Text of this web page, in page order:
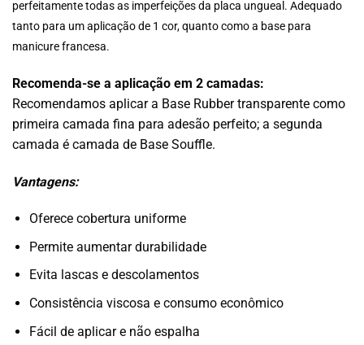
perfeitamente todas as imperfeições da placa ungueal. Adequado
tanto para um aplicação de 1 cor, quanto como a base para
manicure francesa.
Recomenda-se a aplicação em 2 camadas:
Recomendamos aplicar a Base Rubber transparente como
primeira camada fina para adesão perfeito; a segunda
camada é camada de Base Souffle.
Vantagens:
Oferece cobertura uniforme
Permite aumentar durabilidade
Evita lascas e descolamentos
Consistência viscosa e consumo econômico
Fácil de aplicar e não espalha